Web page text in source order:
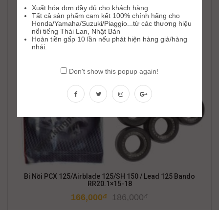
Bi Nồi PCX 125/Airblade 125/SH 150 / Lead 125 Bando
RR20.1×15-18
186,000₫
166,000₫
Xuất hóa đơn đầy đủ cho khách hàng
Tất cả sản phẩm cam kết 100% chính hãng cho
Honda/Yamaha/Suzuki/Piaggio...từ các thương hiệu
nổi tiếng Thái Lan, Nhật Bản
Hoàn tiền gấp 10 lần nếu phát hiện hàng giả/hàng
nhái.
Don't show this popup again!